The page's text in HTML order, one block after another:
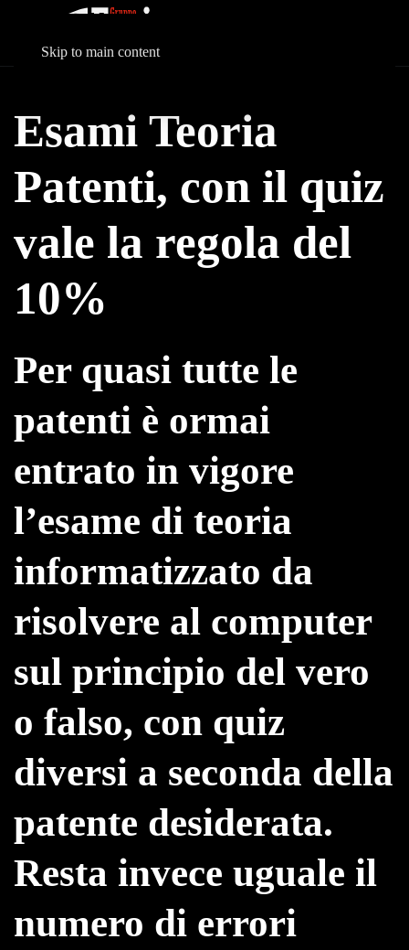
Skip to main content
Esami Teoria
Patenti, con il quiz
vale la regola del
10%
Per quasi tutte le
patenti è ormai
entrato in vigore
l’esame di teoria
informatizzato da
risolvere al computer
sul principio del vero
o falso, con quiz
diversi a seconda della
patente desiderata.
Resta invece uguale il
numero di errori